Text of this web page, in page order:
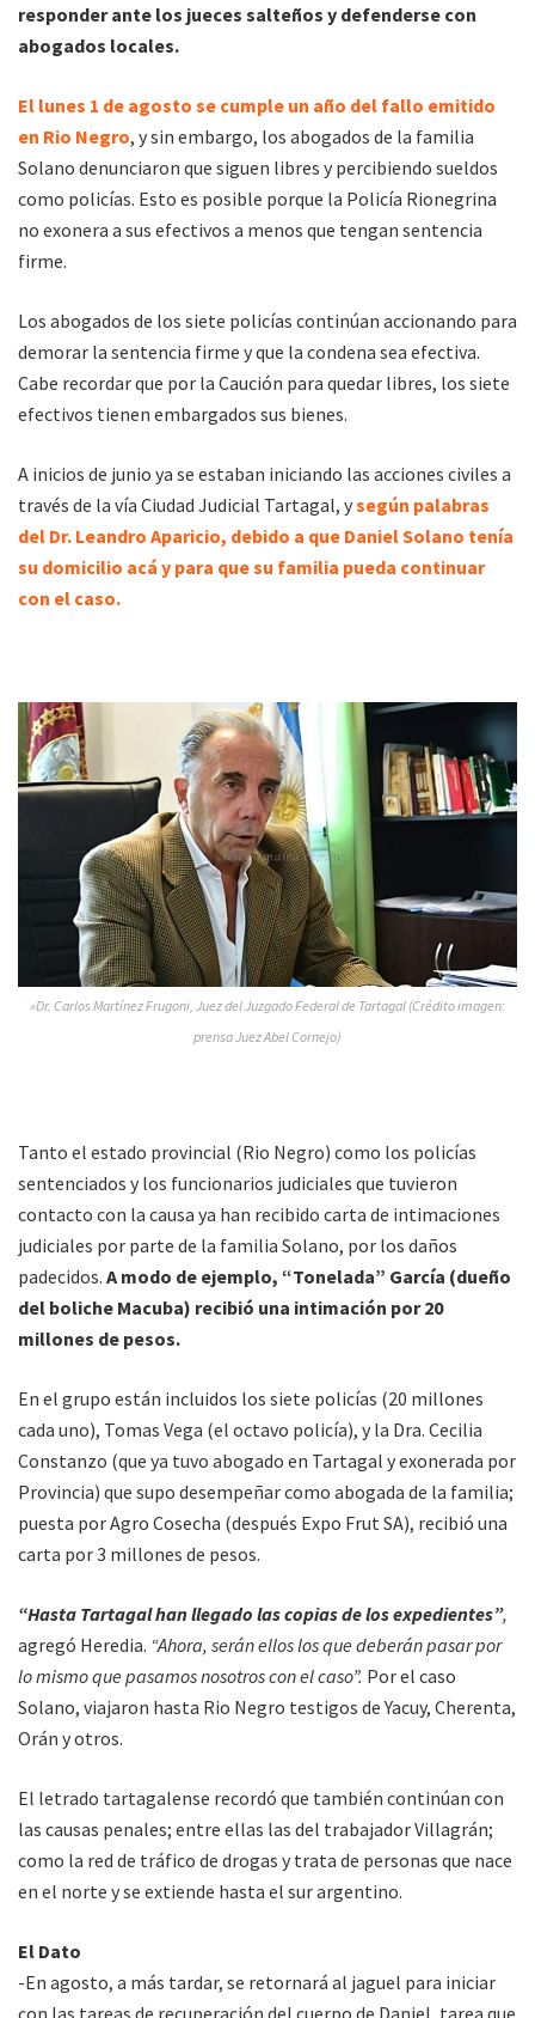
responder ante los jueces salteños y defenderse con
abogados locales.
El lunes 1 de agosto se cumple un año del fallo emitido
en Rio Negro, y sin embargo, los abogados de la familia
Solano denunciaron que siguen libres y percibiendo sueldos
como policías. Esto es posible porque la Policía Rionegrina
no exonera a sus efectivos a menos que tengan sentencia
firme.
Los abogados de los siete policías continúan accionando para
demorar la sentencia firme y que la condena sea efectiva.
Cabe recordar que por la Caución para quedar libres, los siete
efectivos tienen embargados sus bienes.
A inicios de junio ya se estaban iniciando las acciones civiles a
través de la vía Ciudad Judicial Tartagal, ysegún palabras
del Dr. Leandro Aparicio, debido a que Daniel Solano tenía
su domicilio acá y para que su familia pueda continuar
con el caso.
»Dr. Carlos Martínez Frugoni, Juez del Juzgado Federal de Tartagal (Crédito imagen:
prensa Juez Abel Cornejo)
Tanto el estado provincial (Rio Negro) como los policías
sentenciados y los funcionarios judiciales que tuvieron
contacto con la causa ya han recibido carta de intimaciones
judiciales por parte de la familia Solano, por los daños
padecidos. A modo de ejemplo, “Tonelada” García (dueño
del boliche Macuba) recibió una intimación por 20
millones de pesos.
En el grupo están incluidos los siete policías (20 millones
cada uno), Tomas Vega (el octavo policía), y la Dra. Cecilia
Constanzo (que ya tuvo abogado en Tartagal y exonerada por
Provincia) que supo desempeñar como abogada de la familia;
puesta por Agro Cosecha (después Expo Frut SA), recibió una
carta por 3 millones de pesos.
“Hasta Tartagal han llegado las copias de los expedientes”,
agregó Heredia. “Ahora, serán ellos los que deberán pasar por
lo mismo que pasamos nosotros con el caso”. Por el caso
Solano, viajaron hasta Rio Negro testigos de Yacuy, Cherenta,
Orán y otros.
El letrado tartagalense recordó que también continúan con
las causas penales; entre ellas las del trabajador Villagrán;
como la red de tráfico de drogas y trata de personas que nace
en el norte y se extiende hasta el sur argentino.
El Dato
-En agosto, a más tardar, se retornará al jaguel para iniciar